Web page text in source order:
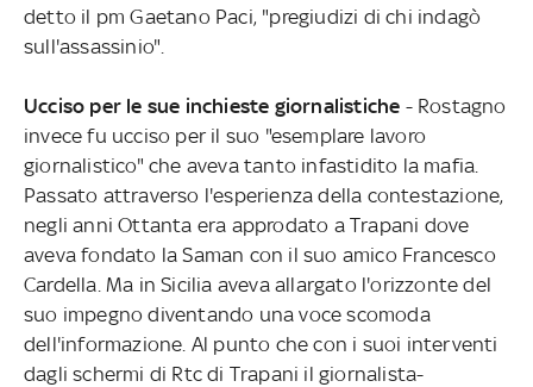
detto il pm Gaetano Paci, "pregiudizi di chi indagò
sull'assassinio".
Ucciso per le sue inchieste giornalistiche - Rostagno
invece fu ucciso per il suo "esemplare lavoro
giornalistico" che aveva tanto infastidito la mafia.
Passato attraverso l'esperienza della contestazione,
negli anni Ottanta era approdato a Trapani dove
aveva fondato la Saman con il suo amico Francesco
Cardella. Ma in Sicilia aveva allargato l'orizzonte del
suo impegno diventando una voce scomoda
dell'informazione. Al punto che con i suoi interventi
dagli schermi di Rtc di Trapani il giornalista-